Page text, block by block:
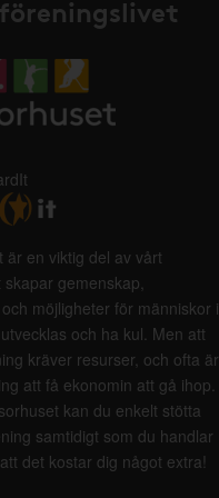
är en viktig del av vårt
skapar gemenskap,
möjligheter för människor i
och ha kul. Men att
kräver resurser, och ofta är
att få ekonomin att gå ihop.
kan du enkelt stötta
samtidigt som du handlar
det kostar dig något extra!